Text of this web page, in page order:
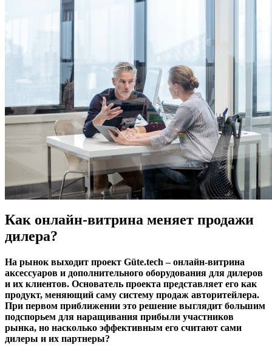
Как онлайн-витрина меняет продажи
дилера?
На рынок выходит проект Güte.tech – онлайн-витрина
аксессуаров и дополнительного оборудования для дилеров
и их клиентов. Основатель проекта представляет его как
продукт, меняющий саму систему продаж авторитейлера.
При первом приближении это решение выглядит большим
подспорьем для наращивания прибыли участников
рынка, но насколько эффективным его считают сами
дилеры и их партнеры?